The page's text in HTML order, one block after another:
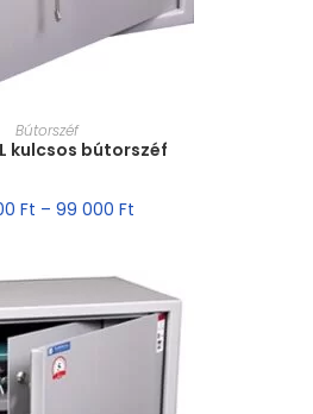
VÁLASZTÁSA
Bútorszéf
kulcsos bútorszéf
Ft – 99 000 Ft